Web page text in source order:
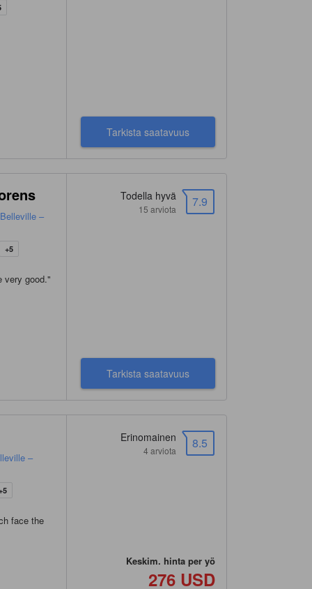
Tarkista saatavuus
–
+5
very good."
7.9
Todella hyvä
15 arviota
Tarkista saatavuus
–
face the
8.5
Erinomainen
4 arviota
Keskim. hinta per yö
276 USD